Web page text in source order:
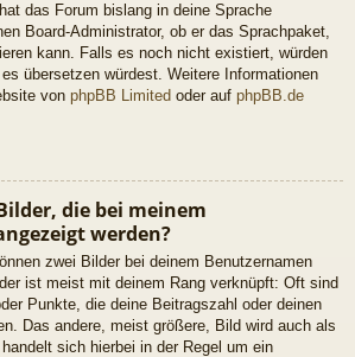
das Forum bislang in deine Sprache
Board-Administrator, ob er das Sprachpaket,
kann. Falls es noch nicht existiert, würden
übersetzen würdest. Weitere Informationen
von phpBB Limited oder auf phpBB.de
die bei meinem
werden?
zwei Bilder bei deinem Benutzernamen
ist meist mit deinem Rang verknüpft: Oft sind
Punkte, die deine Beitragszahl oder deinen
Das andere, meist größere, Bild wird auch als
handelt sich hierbei in der Regel um ein